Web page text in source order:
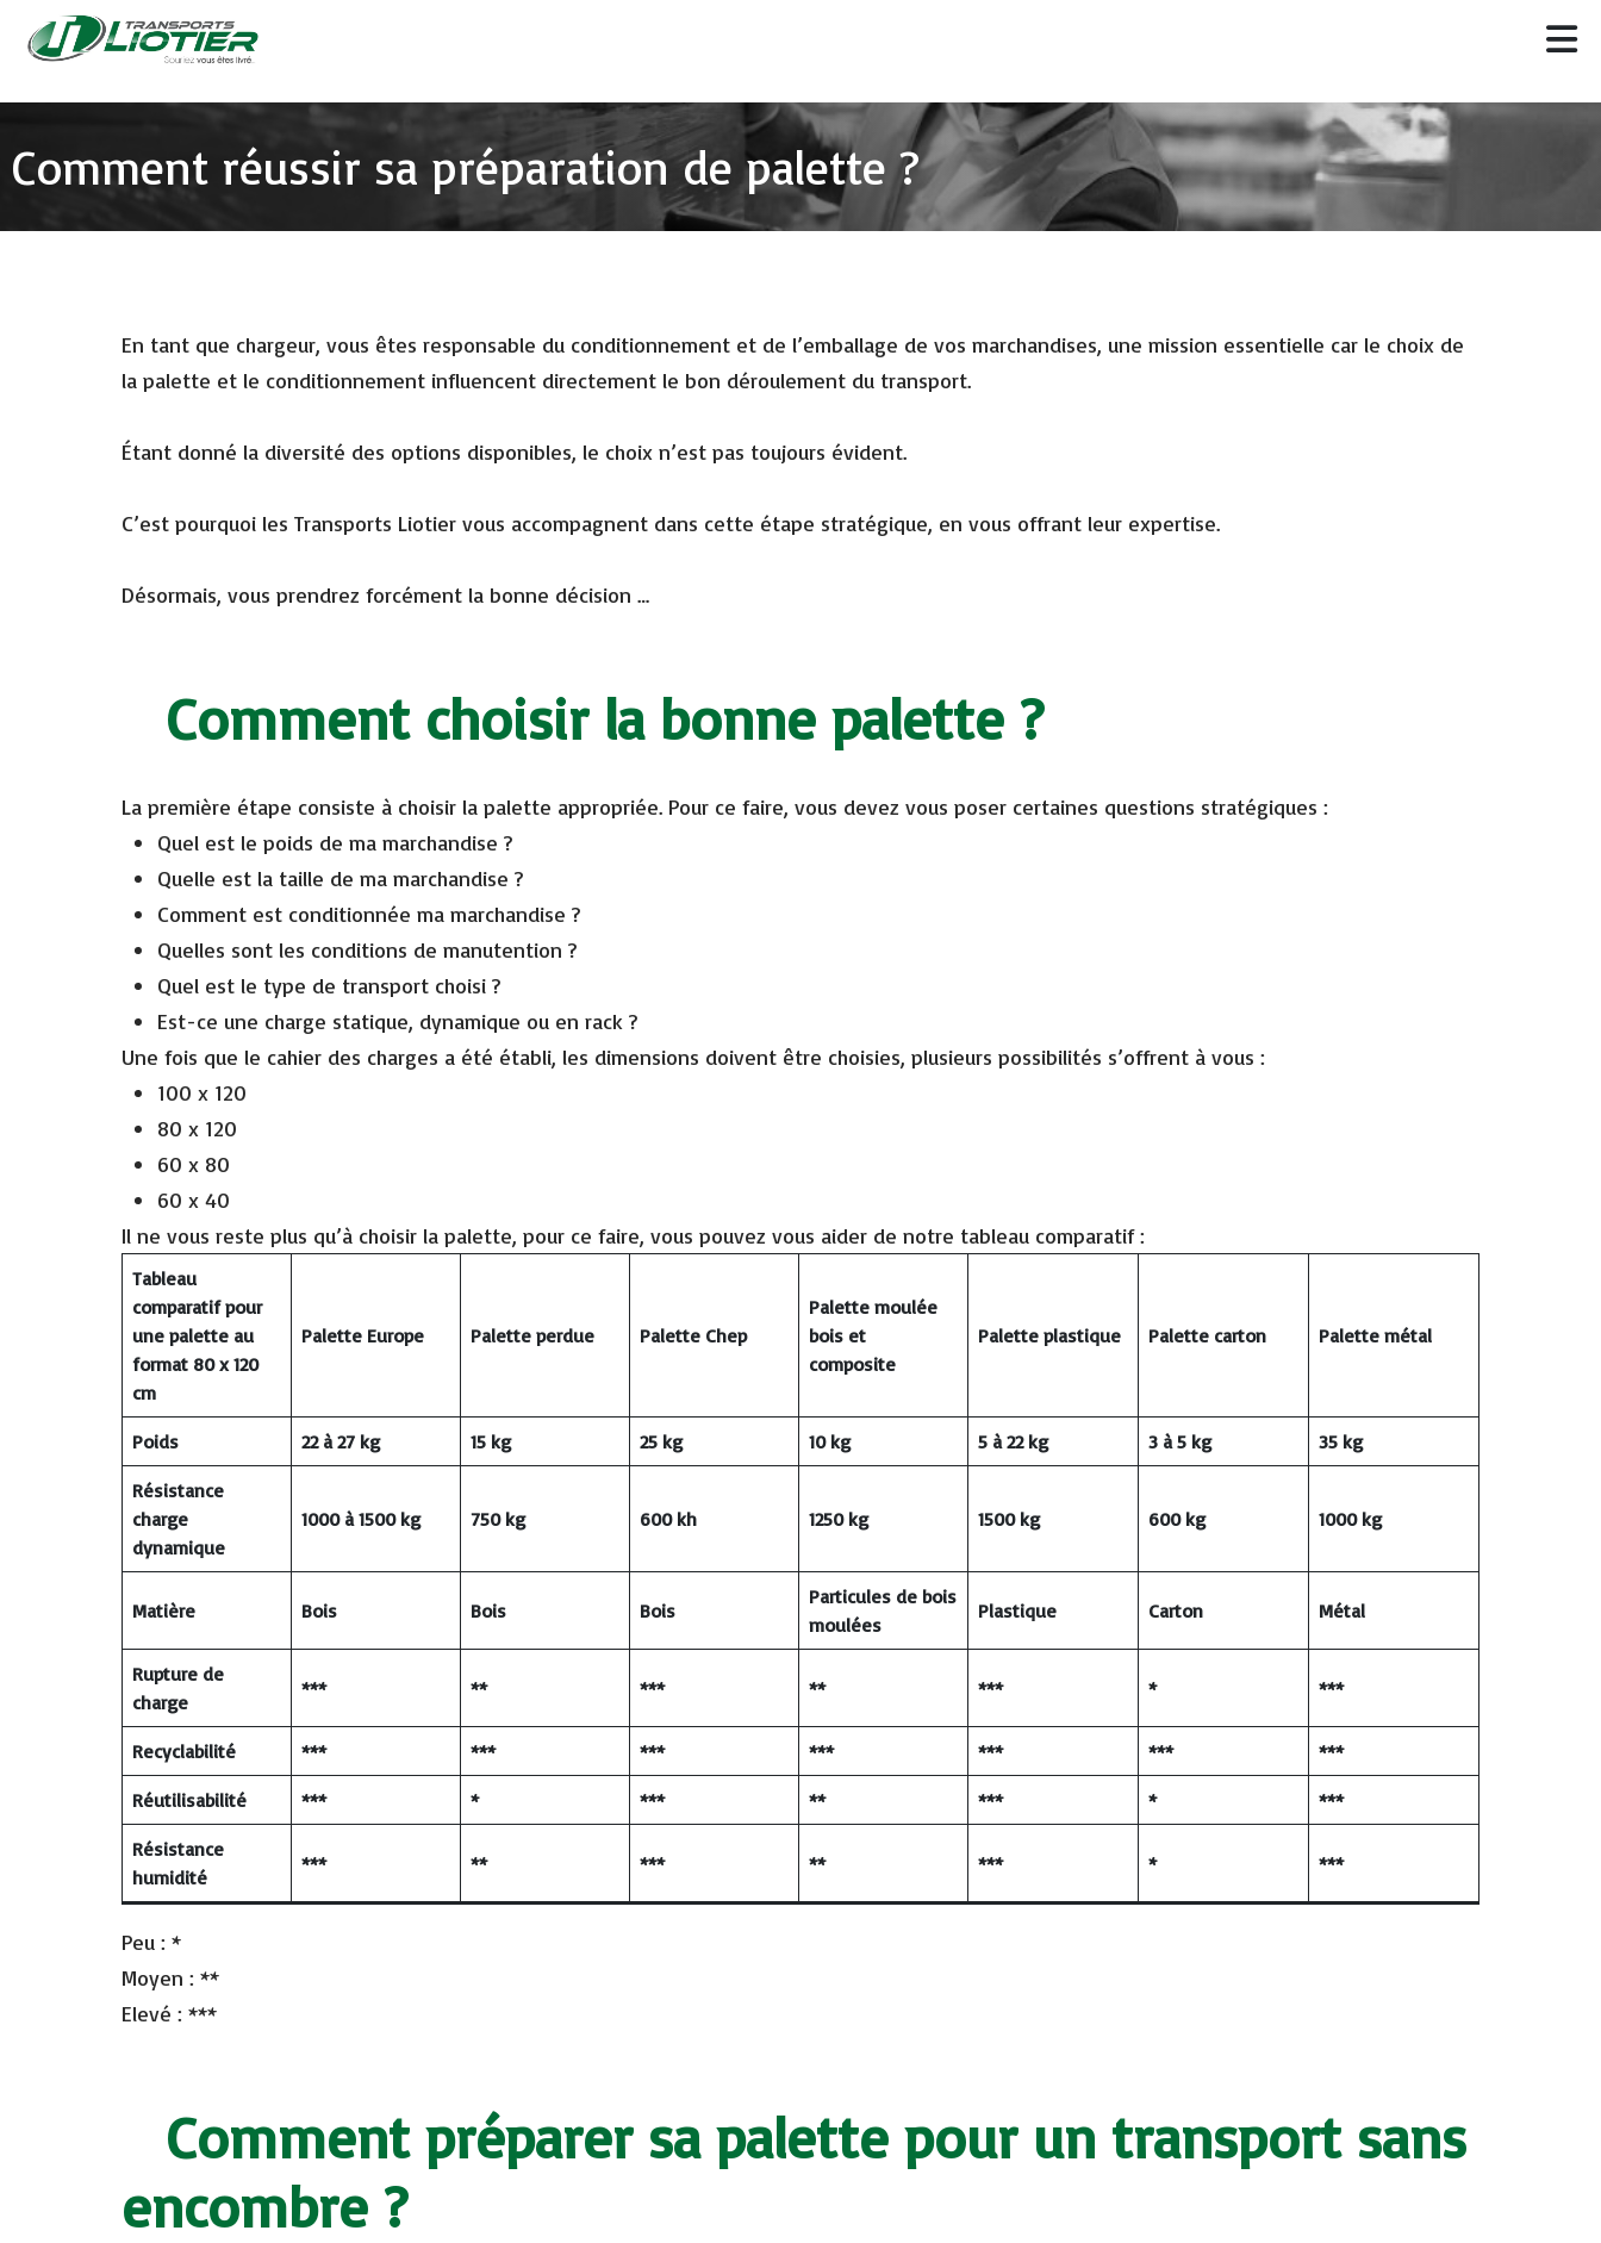
Comment réussir sa préparation de palette ?
En tant que chargeur, vous êtes responsable du conditionnement et de l’emballage de vos marchandises, une mission essentielle car le choix de
la palette et le conditionnement influencent directement le bon déroulement du transport.
Étant donné la diversité des options disponibles, le choix n’est pas toujours évident.
C’est pourquoi les Transports Liotier vous accompagnent dans cette étape stratégique, en vous offrant leur expertise.
Désormais, vous prendrez forcément la bonne décision …
Comment choisir la bonne palette ?
La première étape consiste à choisir la palette appropriée. Pour ce faire, vous devez vous poser certaines questions stratégiques :
Quel est le poids de ma marchandise ?
Quelle est la taille de ma marchandise ?
Comment est conditionnée ma marchandise ?
Quelles sont les conditions de manutention ?
Quel est le type de transport choisi ?
Est-ce une charge statique, dynamique ou en rack ?
Une fois que le cahier des charges a été établi, les dimensions doivent être choisies, plusieurs possibilités s’offrent à vous :
100 x 120
80 x 120
60 x 80
60 x 40
Il ne vous reste plus qu’à choisir la palette, pour ce faire, vous pouvez vous aider de notre tableau comparatif :
Tableau
comparatif pour
une palette au
format 80 x 120
cm
Palette Europe Palette perdue Palette Chep
Palette moulée
bois et
composite
Palette plastique Palette carton Palette métal
Poids 22 à 27 kg 15 kg 25 kg 10 kg 5 à 22 kg 3 à 5 kg 35 kg
Résistance
charge
dynamique
1000 à 1500 kg 750 kg 600 kh 1250 kg 1500 kg 600 kg 1000 kg
Matière Bois Bois Bois
Particules de bois
moulées
Plastique Carton Métal
Rupture de
charge
*** ** *** ** *** * ***
Recyclabilité *** *** *** *** *** *** ***
Réutilisabilité *** * *** ** *** * ***
Résistance
humidité
*** ** *** ** *** * ***
Peu : *
Moyen : **
Elevé : ***
Comment préparer sa palette pour un transport sans
encombre ?